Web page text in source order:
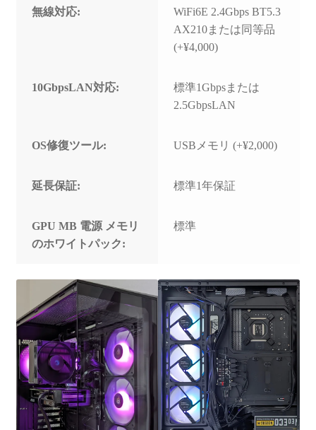
無線対応:
WiFi6E 2.4Gbps BT5.3
AX210または同等品
(+¥4,000)
10GbpsLAN対応:
標準1Gbpsまたは
2.5GbpsLAN
OS修復ツール: USBメモリ (+¥2,000)
延長保証: 標準1年保証
GPU MB 電源 メモリ
のホワイトパック:
標準